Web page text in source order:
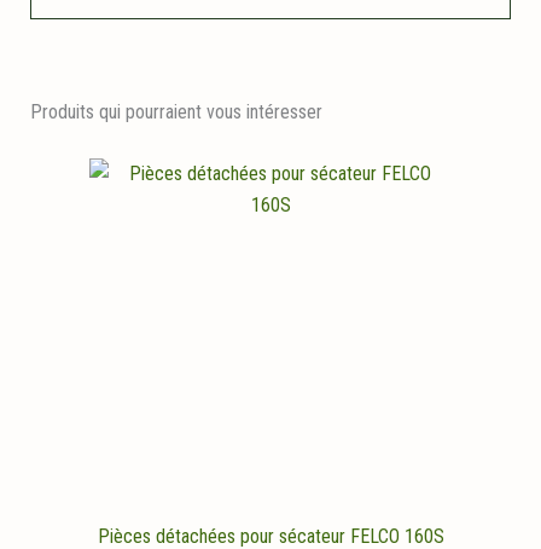
Produits qui pourraient vous intéresser
Pièces détachées pour sécateur FELCO 160S